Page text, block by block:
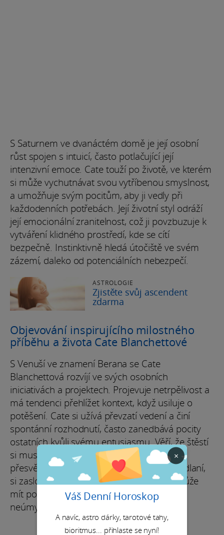
S Saturnem ve dvanáctém domě je její osobní
růst spojen s intuicí, často potlačující její
intenzivní emoce. Cate touží po životě, ve kterém
si může vychutnávat svou vytříbenou smyslnost,
a umožňuje svým pocitům, aby ji vedly při
každodenních potřebách. Její životní styl odráží
její emocionální zranitelnost, což ji povzbuzuje k
vytváření klidného prostředí, kde se cítí
bezpečně. Instinktivně hledá útočiště ve svém
zázemí, daleko od potenciálních nebezpečí.
ASTROLOGIE
Zjistěte svůj ascendent
zdarma
Objevování inspirujícího milostného
příběhu a života Cate Blanchettové
S Venuší ve znamení Berana se Cate
Blanchettová rozvíjí ve svých osobních
iniciativách a projektech. Projevuje netrpělivost a
má tendenci přehlížet kontext, když usiluje o
potěšení. Cate si užívá převzatí vedení a činí
spontánní rozhodnutí, často zanedbává pocity
ostatních kvůli svému entusiasmu. Věří, že štěstí
si musí člověk zasloužit úsilím, s pevným
přesvědčením, že pouze ti, kteří jsou odhodlaní,
si zaslouží svůj podíl na úspěchu. Ačkoli může
mít poněkud autoritativní ráz, toto může
neúmyslně ovlivnit její popularitu.
×
Váš Denní Horoskop
A navíc, astro dárky, tarotové tahy,
bioritmus... přihlaste se nyní!